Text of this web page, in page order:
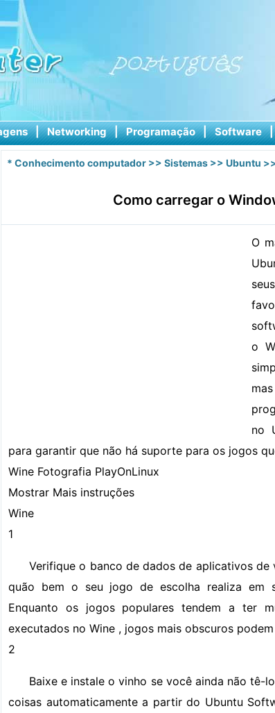
| Networking | Programação | Software |
* Conhecimento computador >> Sistemas >> Ubuntu
Como carregar o
O
o
no
para garantir que não há suporte para os jogos
Wine Fotografia PlayOnLinux
Mostrar Mais instruções
Wine
1
Verifique o banco de dados de aplicativos
quão bem o seu jogo de escolha realiza em
Enquanto os jogos populares tendem a ter
executados no Wine , jogos mais obscuros
2
Baixe e instale o vinho se você ainda não tê-
coisas automaticamente a partir do Ubuntu